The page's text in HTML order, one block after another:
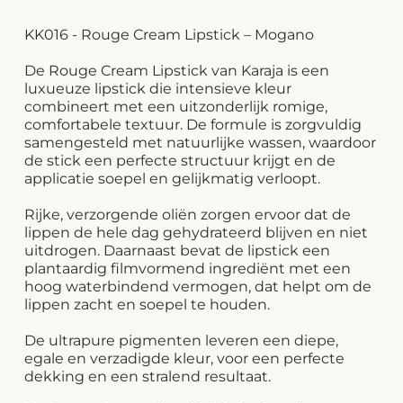
KK016 - Rouge Cream Lipstick – Mogano
De Rouge Cream Lipstick van Karaja is een
luxueuze lipstick die intensieve kleur
combineert met een uitzonderlijk romige,
comfortabele textuur. De formule is zorgvuldig
samengesteld met natuurlijke wassen, waardoor
de stick een perfecte structuur krijgt en de
applicatie soepel en gelijkmatig verloopt.
Rijke, verzorgende oliën zorgen ervoor dat de
lippen de hele dag gehydrateerd blijven en niet
uitdrogen. Daarnaast bevat de lipstick een
plantaardig filmvormend ingrediënt met een
hoog waterbindend vermogen, dat helpt om de
lippen zacht en soepel te houden.
De ultrapure pigmenten leveren een diepe,
egale en verzadigde kleur, voor een perfecte
dekking en een stralend resultaat.